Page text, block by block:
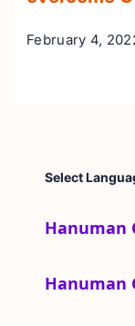
February 4,
Select
Hanuman
Hanuman